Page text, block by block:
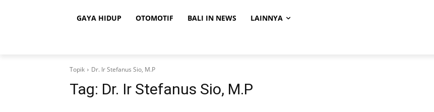
GAYA HIDUP OTOMOTIF BALI IN NEWS LAINNYA
Topik Dr. Ir Stefanus Sio, M.P
Tag: Dr. Ir Stefanus Sio, M.P